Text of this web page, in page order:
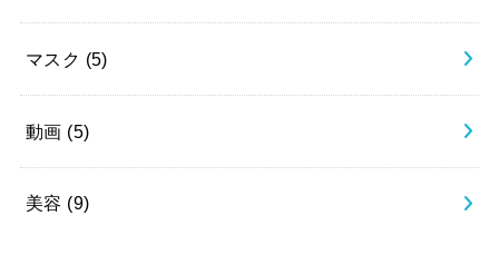
マスク (5)
動画 (5)
美容 (9)